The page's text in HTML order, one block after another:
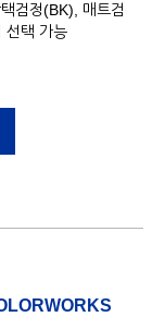
검정(BK), 매트검
선택 가능